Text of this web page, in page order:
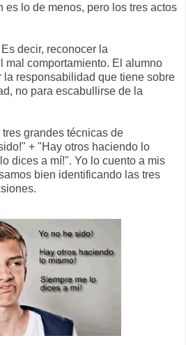
es lo de menos, pero los tres actos
Es decir, reconocer la
mal comportamiento. El alumno
la responsabilidad que tiene sobre
no para escabullirse de la
grandes técnicas de
+ "Hay otros haciendo lo
dices a mí!". Yo lo cuento a mis
bien identificando las tres